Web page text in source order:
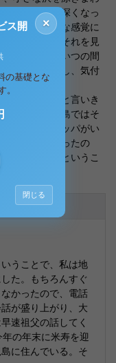
きた。沢の深くなっ
られたような感覚に
のである。それを見
ると祖父はいつの間
意識をなくし、気付
やっど。」と言いき
とで、鹿児島ではそ
でいたガラッパがい
ぼれてしまったの
で運んだ、というこ
うことで、私は地
た。もちろんすぐ
かったので、電話
が盛り上がり、大
速祖父の話してく
の年末に米寿を迎
に住んでいる。そ
×
ス開
の基礎とな
。
閉じる